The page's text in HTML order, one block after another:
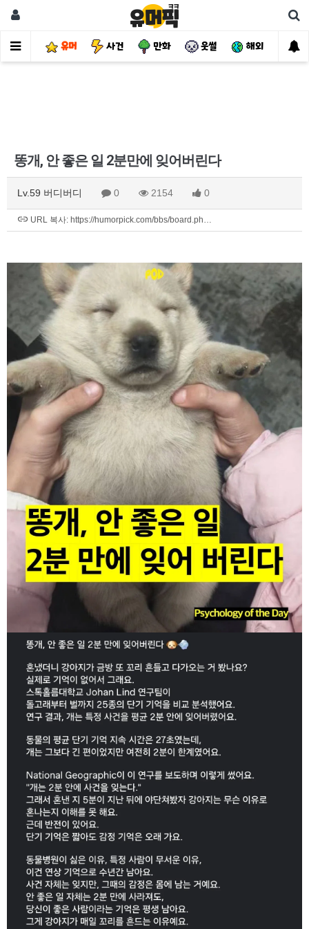
유머 사건 만화 웃썰 해외 핫
똥개, 안 좋은 일 2분만에 잊어버린다
Lv.59 버디버디 0 2154 0
URL 복사: https://humorpick.com/bbs/board.ph…